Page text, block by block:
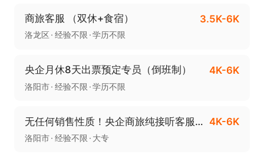
商旅客服 （双休+食宿） 3.5K-6K
洛龙区 经验不限 学历不限
央企月休8天出票预定专员（倒班制） 4K-6K
洛阳市 经验不限 学历不限
无任何销售性质！央企商旅纯接听客服（五休二） 4K-6K
洛阳市 经验不限 大专